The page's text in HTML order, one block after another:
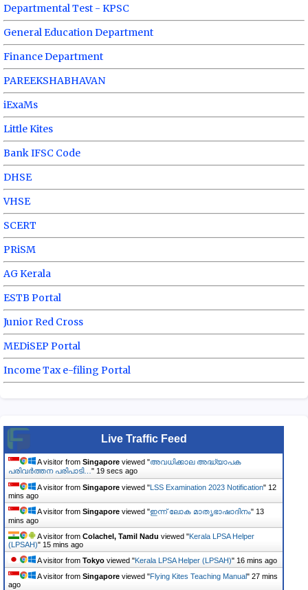
Departmental Test - KPSC
General Education Department
Finance Department
PAREEKSHABHAVAN
iExaMs
Little Kites
Bank IFSC Code
DHSE
VHSE
SCERT
PRiSM
AG Kerala
ESTB Portal
Junior Red Cross
MEDiSEP Portal
Income Tax e-filing Portal
Live Traffic Feed
A visitor from Singapore viewed "അവധിക്കാല അദ്ധ്യാപക
പരിവര്‍ത്തന പരിപാടി… " 20 secs ago
A visitor from Singapore viewed "LSS Examination 2023 Notification" 12
mins ago
A visitor from Singapore viewed "ഇന്ന് ലോക മാതൃഭാഷാദിനം" 13
mins ago
A visitor from Colachel, Tamil Nadu viewed "Kerala LPSA Helper
(LPSAH)" 15 mins ago
A visitor from Tokyo viewed "Kerala LPSA Helper (LPSAH)" 16 mins ago
A visitor from Singapore viewed "Flying Kites Teaching Manual" 27 mins
ago